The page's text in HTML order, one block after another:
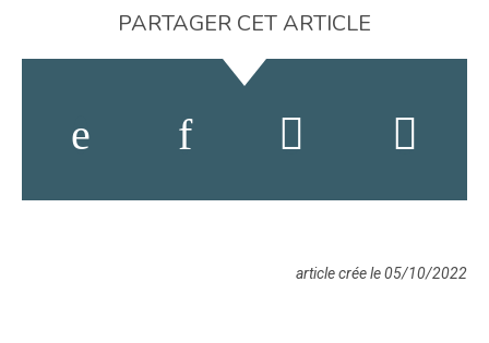
PARTAGER CET ARTICLE
article crée le 05/10/2022